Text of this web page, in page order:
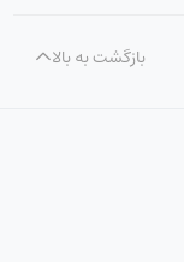
بازگشت به بالا